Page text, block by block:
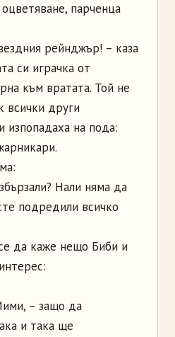
парченца
рейнджър! – каза
си играчка от
към вратата. Той не
всички други
изпопадаха на пода:
Нали няма да
подредили всичко
да каже нещо Биби и
– защо да
и така ще